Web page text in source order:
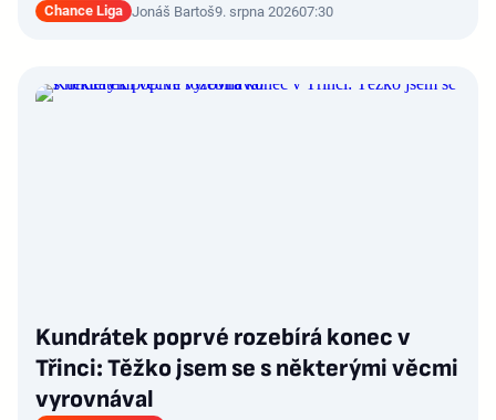
Chance Liga Jonáš Bartoš9. srpna 202607:30
Kundrátek poprvé rozebírá konec v
Třinci: Těžko jsem se s některými věcmi
vyrovnával